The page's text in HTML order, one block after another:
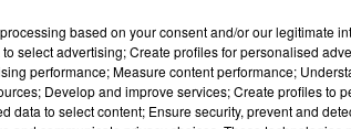
based on your consent and/or our legitimate
select advertising; Create profiles for personalised
performance; Measure content performance;
Develop and improve services; Create profiles to
data to select content; Ensure security, prevent and